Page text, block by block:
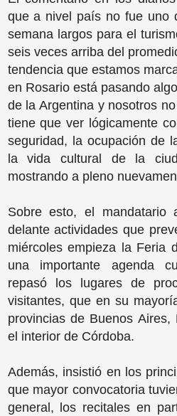
que a nivel país no fue uno
semana largos para el
seis veces arriba del
tendencia que estamos
en Rosario está pasando
de la Argentina y nosotros
tiene que ver lógicamente
seguridad, la ocupación de
la vida cultural de la
mostrando a pleno
Sobre esto, el mandatario
delante actividades que
miércoles empieza la Feria
una importante agenda
repasó los lugares de
visitantes, que en su
provincias de Buenos
el interior de Córdoba.
Además, insistió en los
que mayor convocatoria
general, los recitales en